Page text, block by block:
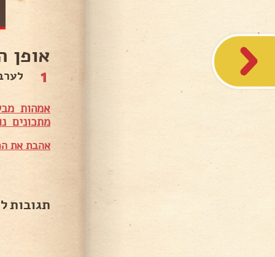
אופן
1
אמהות
מתכונים
אהבת את
תגובות